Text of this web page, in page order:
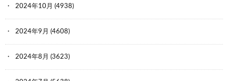
2024年10月 (4938)
2024年9月 (4608)
2024年8月 (3623)